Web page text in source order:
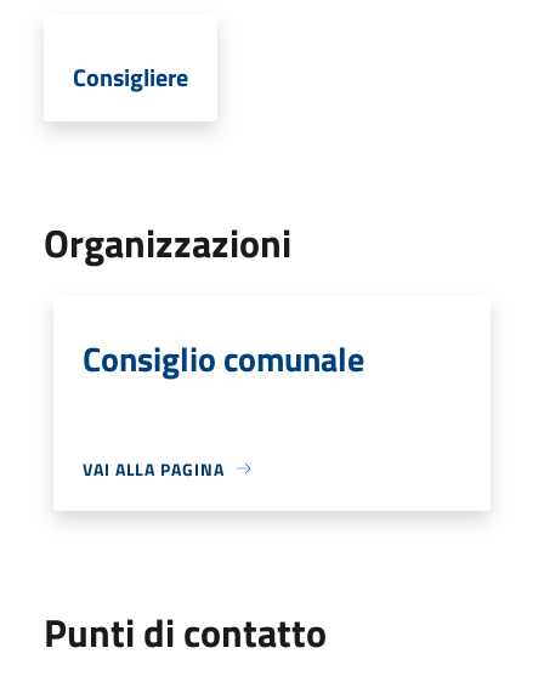
Consigliere
Organizzazioni
Consiglio comunale
VAI ALLA PAGINA
Punti di contatto